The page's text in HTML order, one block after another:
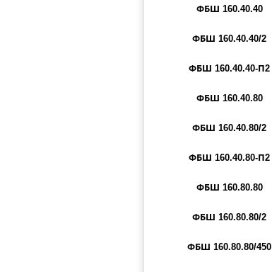
ФБШ 160.40.40
ФБШ 160.40.40/2
ФБШ 160.40.40-П2
ФБШ 160.40.80
ФБШ 160.40.80/2
ФБШ 160.40.80-П2
ФБШ 160.80.80
ФБШ 160.80.80/2
ФБШ 160.80.80/450